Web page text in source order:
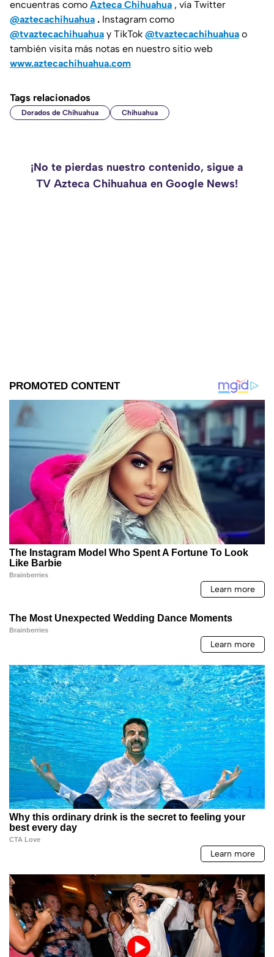
encuentras como Azteca Chihuahua , vía Twitter
@aztecachihuahua . Instagram como
@tvaztecachihuahua y TikTok @tvaztecachihuahua o
también visita más notas en nuestro sitio web
www.aztecachihuahua.com
Tags relacionados
Dorados de Chihuahua Chihuahua
¡No te pierdas nuestro contenido, sigue a
TV Azteca Chihuahua en Google News!